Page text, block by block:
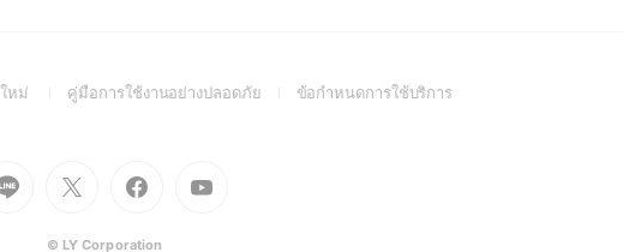
หม่
(Open
window)
คู่มือการใช้งานอย่างปลอดภัย(Openข้อกำหนดการใช้บริการ(Open
Go
to
(Open
Go
to
(Open
Go
to
(Open
to
© LY Corporation